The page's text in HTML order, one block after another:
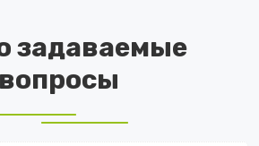
задаваемые
вопросы